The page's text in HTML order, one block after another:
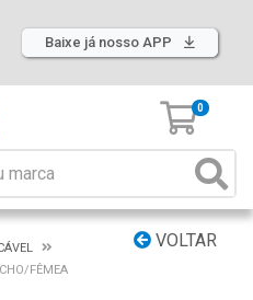
Baixe já nosso APP
0
VOLTAR
FÊMEA